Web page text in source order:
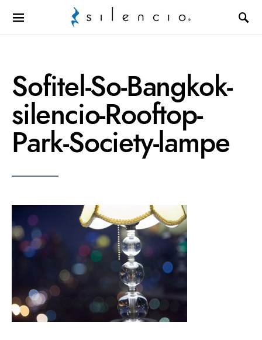
Search for:
Sofitel-So-Bangkok-
silencio-Rooftop-
Park-Society-lampe